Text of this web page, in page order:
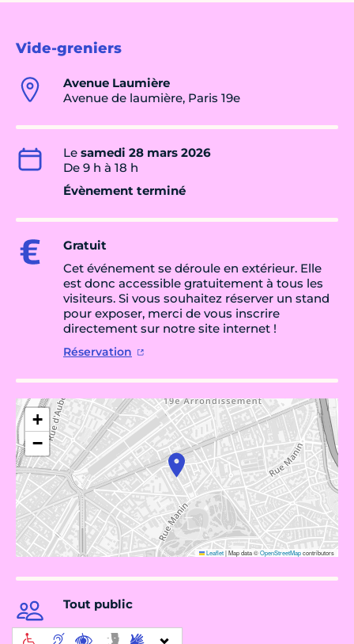
Vide-greniers
Avenue Laumière
Avenue de laumière, Paris 19e
Le samedi 28 mars 2026
De 9 h à 18 h
Évènement terminé
Gratuit
Cet événement se déroule en extérieur. Elle
est donc accessible gratuitement à tous les
visiteurs. Si vous souhaitez réserver un stand
pour exposer, merci de vous inscrire
directement sur notre site internet !
Réservation
+
−
Leaflet|Map data ©OpenStreetMapcontributors
Tout public